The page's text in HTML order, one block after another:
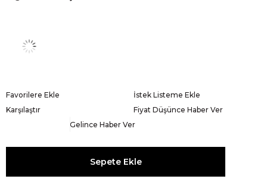
Favorilere Ekle
İstek Listeme Ekle
Karşılaştır
Fiyat Düşünce Haber Ver
Gelince Haber Ver